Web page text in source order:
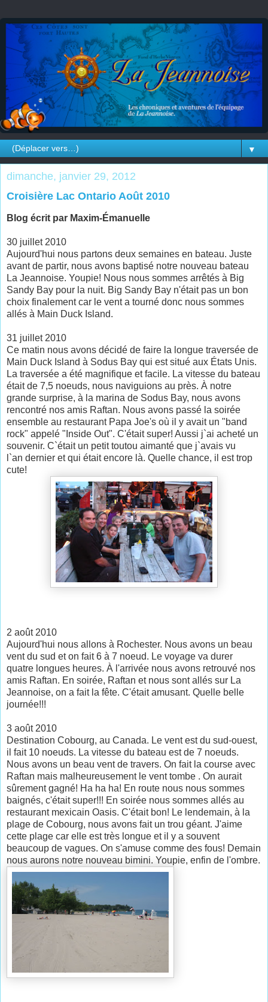
▼
dimanche, janvier 29, 2012
Croisière Lac Ontario Août 2010
Blog écrit par Maxim-Émanuelle
30 juillet 2010
Aujourd'hui nous partons deux semaines en bateau. Juste
avant de partir, nous avons baptisé notre nouveau bateau
La Jeannoise. Youpie! Nous nous sommes arrêtés à Big
Sandy Bay pour la nuit. Big Sandy Bay n'était pas un bon
choix finalement car le vent a tourné donc nous sommes
allés à Main Duck Island.
31 juillet 2010
Ce matin nous avons décidé de faire la longue traversée de
Main Duck Island à Sodus Bay qui est situé aux États Unis.
La traversée a été magnifique et facile. La vitesse du bateau
était de 7,5 noeuds, nous naviguions au près. À notre
grande surprise, à la marina de Sodus Bay, nous avons
rencontré nos amis Raftan. Nous avons passé la soirée
ensemble au restaurant Papa Joe's où il y avait un "band
rock" appelé "Inside Out". C'était super! Aussi j`ai acheté un
souvenir. C`était un petit toutou aimanté que j`avais vu
l`an dernier et qui était encore là. Quelle chance, il est trop
cute!
2 août 2010
Aujourd'hui nous allons à Rochester. Nous avons un beau
vent du sud et on fait 6 à 7 noeud. Le voyage va durer
quatre longues heures. À l'arrivée nous avons retrouvé nos
amis Raftan. En soirée, Raftan et nous sont allés sur La
Jeannoise, on a fait la fête. C'était amusant. Quelle belle
journée!!!
3 août 2010
Destination Cobourg, au Canada. Le vent est du sud-ouest,
il fait 10 noeuds. La vitesse du bateau est de 7 noeuds.
Nous avons un beau vent de travers. On fait la course avec
Raftan mais malheureusement le vent tombe . On aurait
sûrement gagné! Ha ha ha! En route nous nous sommes
baignés, c'était super!!! En soirée nous sommes allés au
restaurant mexicain Oasis. C'était bon! Le lendemain, à la
plage de Cobourg, nous avons fait un trou géant. J'aime
cette plage car elle est très longue et il y a souvent
beaucoup de vagues. On s'amuse comme des fous! Demain
nous aurons notre nouveau bimini. Youpie, enfin de l'ombre.